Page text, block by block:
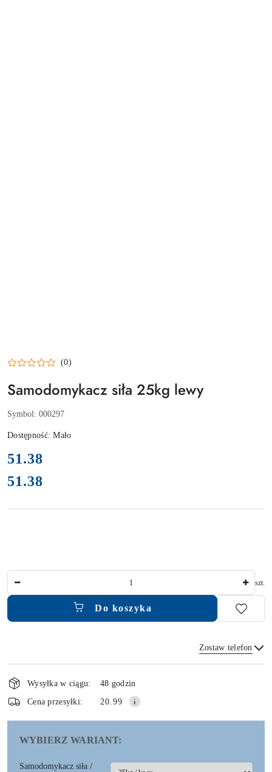
(0)
Samodomykacz siła 25kg lewy
Symbol: 000297
Dostępność:Mało
cena:
51.38
Cena:
51.38
szt.
Do koszyka
Zostaw telefon
Wyślij
Dostępność
i
dostawa
Wysyłka w ciągu:
48 godzin
Cena przesyłki:
20.99
WYBIERZ WARIANT:
Samodomykacz siła /